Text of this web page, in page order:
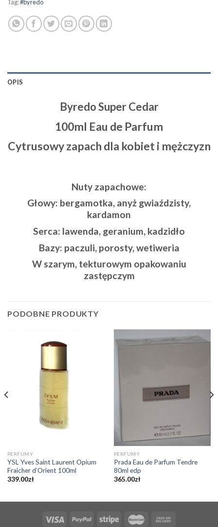
Tag:#byredo
OPIS
Byredo Super Cedar
100ml Eau de Parfum
Cytrusowy zapach dla kobiet i mężczyzn
Nuty zapachowe:
Głowy: bergamotka, anyż gwiaździsty,
kardamon
Serca: lawenda, geranium, kadzidło
Bazy: paczuli, porosty, wetiweria
W szarym, tekturowym opakowaniu
zastępczym
PODOBNE PRODUKTY
PERFUMY
YSL Yves Saint Laurent Opium
Fraicher d’Orient 100ml
339.00zł
PERFUMY
Prada Eau de Parfum Tendre
80ml edp
365.00zł